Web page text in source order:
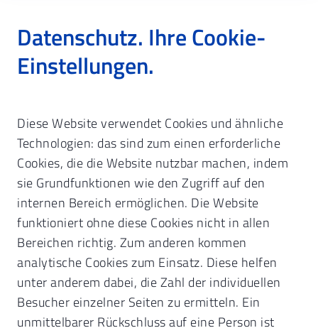
Datenschutz. Ihre Cookie-
Einstellungen.
Diese Website verwendet Cookies und ähnliche
Technologien: das sind zum einen erforderliche
Cookies, die die Website nutzbar machen, indem
sie Grundfunktionen wie den Zugriff auf den
internen Bereich ermöglichen. Die Website
funktioniert ohne diese Cookies nicht in allen
Bereichen richtig. Zum anderen kommen
analytische Cookies zum Einsatz. Diese helfen
unter anderem dabei, die Zahl der individuellen
Besucher einzelner Seiten zu ermitteln. Ein
unmittelbarer Rückschluss auf eine Person ist
gematik
Pflichten und Fristen
Technische Ausstattung
TI-Anwendungen
TI-Pauschale
IT-Sicherheit und Datenschutz
Ansprechpartner
Glossar
Telematik-Infrastruktur.
Überblick.
Praxisorientierter Überblick über
aktuelle und wichtige Themen.
aktualisiert:13.07.2026